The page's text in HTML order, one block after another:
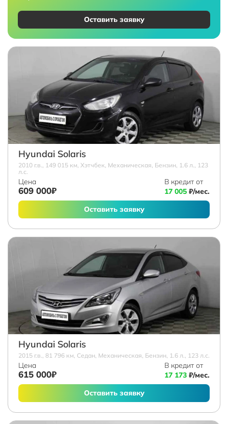
Оставить заявку
Hyundai Solaris
2010 г.в., 149 015 км, Хэтчбек, Механическая, Бензин, 1.6 л., 123
л.с.
Цена
609 000₽
В кредит от
17 005 ₽/мес.
Оставить заявку
Hyundai Solaris
2015 г.в., 81 796 км, Седан, Механическая, Бензин, 1.6 л., 123 л.с.
Цена
615 000₽
В кредит от
17 173 ₽/мес.
Оставить заявку